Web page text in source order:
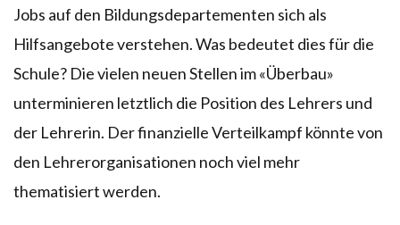
Jobs auf den Bildungsdepartementen sich als
Hilfsangebote verstehen. Was bedeutet dies für die
Schule? Die vielen neuen Stellen im «Überbau»
unterminieren letztlich die Position des Lehrers und
der Lehrerin. Der finanzielle Verteilkampf könnte von
den Lehrerorganisationen noch viel mehr
thematisiert werden.